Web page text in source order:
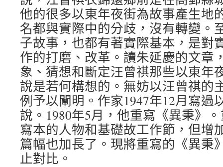
他的很多以東年夜街為故事產生地
名都與實際中的分歧，沒有轉變。
子故事，也都有著實際基本，是對
作的打磨、改革。讀朱延慶的文章
象、猜想和斷定汪曾祺那些以東年
說是若何構想的。無妨以汪曾祺的
例予以闡明。作家1947年12月寫過
說。1980年5月，他重寫《異秉》
寫本的人物和基礎故工作節，但增
篇幅也加長了。現將重寫的《異秉
止對比。